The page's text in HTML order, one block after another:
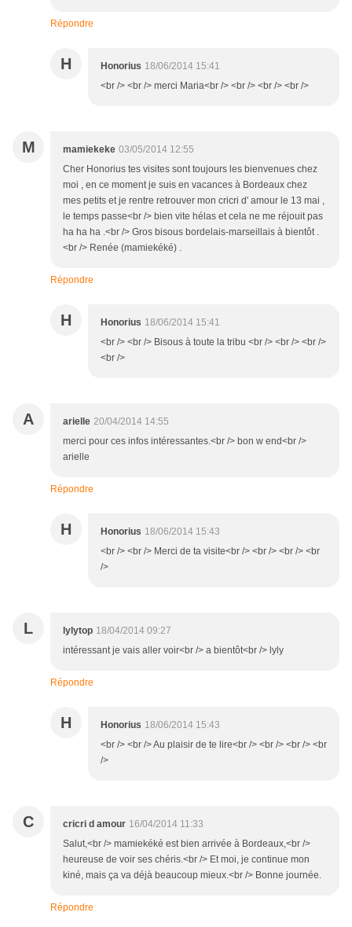
Répondre
H Honorius 18/06/2014 15:41
<br /> <br /> merci Maria<br /> <br /> <br /> <br />
M mamiekeke 03/05/2014 12:55
Cher Honorius tes visites sont toujours les bienvenues chez
moi , en ce moment je suis en vacances à Bordeaux chez
mes petits et je rentre retrouver mon cricri d' amour le 13 mai ,
le temps passe<br /> bien vite hélas et cela ne me réjouit pas
ha ha ha .<br /> Gros bisous bordelais-marseillais à bientôt .
<br /> Renée (mamiekéké) .
Répondre
H Honorius 18/06/2014 15:41
<br /> <br /> Bisous à toute la tribu <br /> <br /> <br />
<br />
A arielle 20/04/2014 14:55
merci pour ces infos intéressantes.<br /> bon w end<br />
arielle
Répondre
H Honorius 18/06/2014 15:43
<br /> <br /> Merci de ta visite<br /> <br /> <br /> <br
/>
L lylytop 18/04/2014 09:27
intéressant je vais aller voir<br /> a bientôt<br /> lyly
Répondre
H Honorius 18/06/2014 15:43
<br /> <br /> Au plaisir de te lire<br /> <br /> <br /> <br
/>
C cricri d amour 16/04/2014 11:33
Salut,<br /> mamiekéké est bien arrivée à Bordeaux,<br />
heureuse de voir ses chéris.<br /> Et moi, je continue mon
kiné, mais ça va déjà beaucoup mieux.<br /> Bonne journée.
Répondre